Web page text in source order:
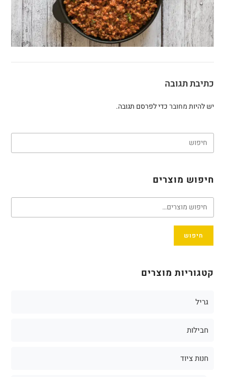
כתיבת תגובה
יש להיותמחוברכדי לפרסם תגובה.
חיפוש מוצרים
חיפוש
קטגוריות מוצרים
גריל
חבילות
חנות ציוד